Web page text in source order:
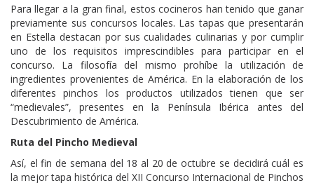
Para llegar a la gran final, estos cocineros han tenido que ganar
previamente sus concursos locales. Las tapas que presentarán
en Estella destacan por sus cualidades culinarias y por cumplir
uno de los requisitos imprescindibles para participar en el
concurso. La filosofía del mismo prohíbe la utilización de
ingredientes provenientes de América. En la elaboración de los
diferentes pinchos los productos utilizados tienen que ser
“medievales”, presentes en la Península Ibérica antes del
Descubrimiento de América.
Ruta del Pincho Medieval
Así, el fin de semana del 18 al 20 de octubre se decidirá cuál es
la mejor tapa histórica del XII Concurso Internacional de Pinchos